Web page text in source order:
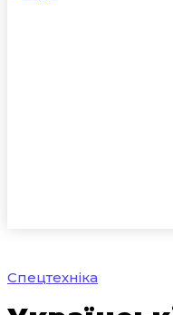
Спецтехніка